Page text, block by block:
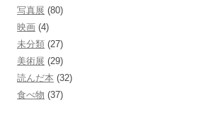
写真展 (80)
映画 (4)
未分類 (27)
美術展 (29)
読んだ本 (32)
食べ物 (37)